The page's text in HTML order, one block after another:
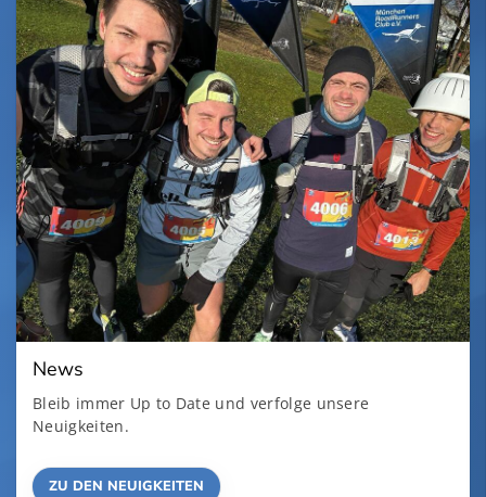
News
Bleib immer Up to Date und verfolge unsere
Neuigkeiten.
ZU DEN NEUIGKEITEN